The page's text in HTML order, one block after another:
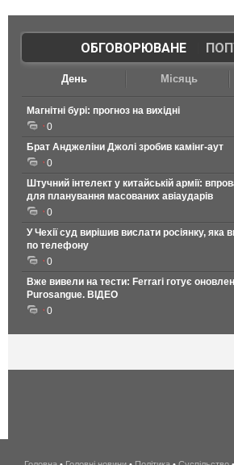
ОБГОВОРЮВАНЕ|
День Місяць
Магнітні бурі: прогноз на вихідні
0
Брат Анджеліни Джолі зробив камінг-аут
0
Штучний інтелект у китайській армії:
для планування масованих авіаударів
0
У Чехії суд вирішив вислати росіянку, яка
по телефону
0
Вже вивели на тести: Ferrari готує
Purosangue. ВІДЕО
0